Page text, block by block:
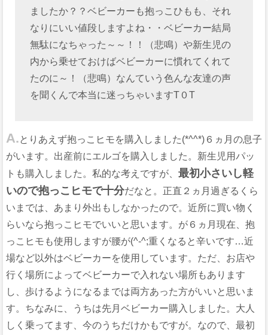
ましたか？？ベビーカーも抱っこひもも、それ
なりにいい値段しますよね・・ベビーカー結局
無駄になちゃった～～！！（悲鳴）や新生児の
内から乗せておけばベビーカーに慣れてくれて
たのに～！（悲鳴）なんていう色んな友達の声
を聞くんで本当に迷っちゃいますT０T
A.とりあえず抱っこヒモを購入しました(*^^*)６ヵ月の息子
がいます。出産前にエルゴを購入しました。新生児用パッ
トも購入しました。私的な考えですが、 最初小さいし軽
いので抱っこヒモで十分だなと。正直２ヵ月過ぎるくら
いまでは、あまり外出もしなかったので。近所に買い物く
らいなら抱っこヒモでいいと思います。が６ヵ月現在、抱
っこヒモも使用しますが腰が(^-^;重くなると辛いです…近
場など以外はベビーカーを使用しています。ただ、お店や
行く場所によってベビーカーで入れない場所もあります
し、歩けるようになるまでは両方あった方がいいと思いま
す。ちなみに、うちは先月ベビーカー購入しました。大人
しく乗ってます、今のうちだけかもですが。なので、最初